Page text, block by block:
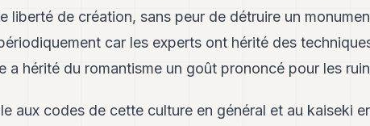
liberté de création, sans peur de détruire un
car les experts ont hérité des
a hérité du romantisme un goût prononcé pour les
aux codes de cette culture en général et au kaiseki